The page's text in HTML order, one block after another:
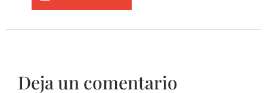
Deja un comentario